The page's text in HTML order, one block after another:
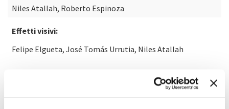
Niles Atallah, Roberto Espinoza
Effetti visivi:
Felipe Elgueta, José Tomás Urrutia, Niles Atallah